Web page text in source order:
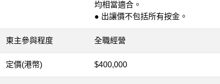
均相當適合。
● 出讓價不包括所有按金。
東主參與程度 全職經營
定價(港幣) $400,000